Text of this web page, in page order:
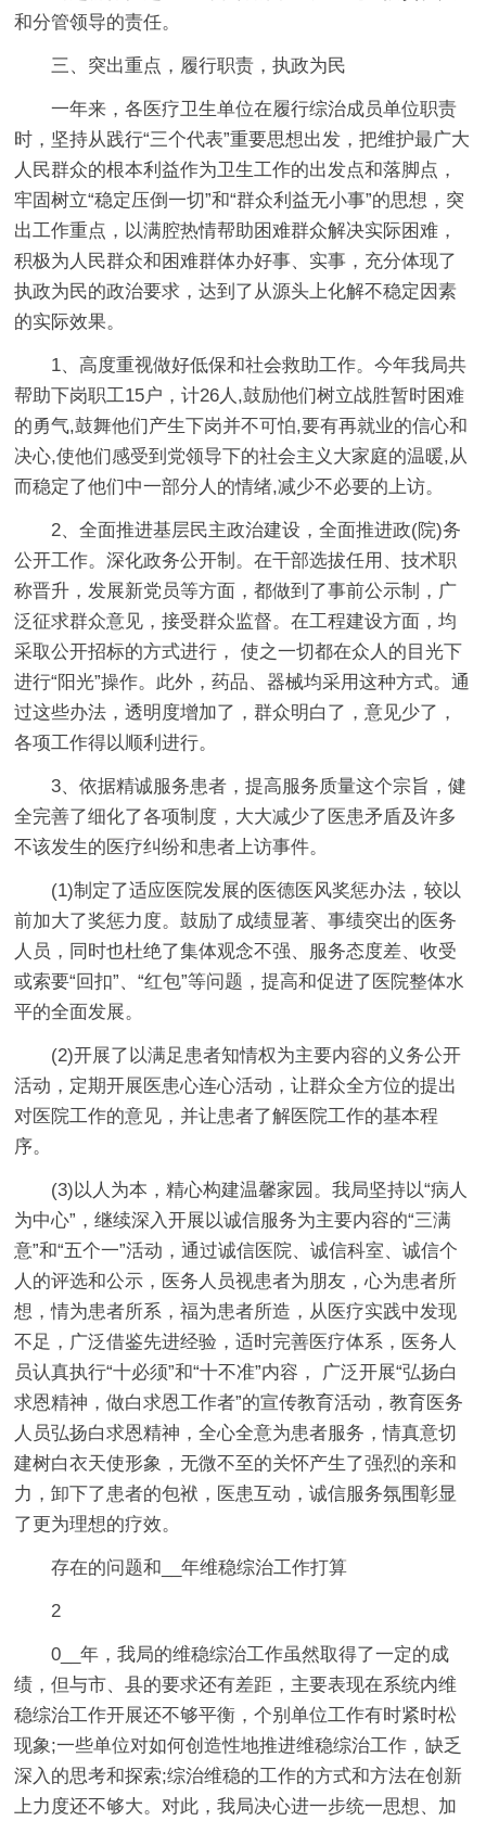
和分管领导的责任。
三、突出重点，履行职责，执政为民
一年来，各医疗卫生单位在履行综治成员单位职责
时，坚持从践行“三个代表”重要思想出发，把维护最广大
人民群众的根本利益作为卫生工作的出发点和落脚点，
牢固树立“稳定压倒一切”和“群众利益无小事”的思想，突
出工作重点，以满腔热情帮助困难群众解决实际困难，
积极为人民群众和困难群体办好事、实事，充分体现了
执政为民的政治要求，达到了从源头上化解不稳定因素
的实际效果。
1、高度重视做好低保和社会救助工作。今年我局共
帮助下岗职工15户，计26人,鼓励他们树立战胜暂时困难
的勇气,鼓舞他们产生下岗并不可怕,要有再就业的信心和
决心,使他们感受到党领导下的社会主义大家庭的温暖,从
而稳定了他们中一部分人的情绪,减少不必要的上访。
2、全面推进基层民主政治建设，全面推进政(院)务
公开工作。深化政务公开制。在干部选拔任用、技术职
称晋升，发展新党员等方面，都做到了事前公示制，广
泛征求群众意见，接受群众监督。在工程建设方面，均
采取公开招标的方式进行， 使之一切都在众人的目光下
进行“阳光”操作。此外，药品、器械均采用这种方式。通
过这些办法，透明度增加了，群众明白了，意见少了，
各项工作得以顺利进行。
3、依据精诚服务患者，提高服务质量这个宗旨，健
全完善了细化了各项制度，大大减少了医患矛盾及许多
不该发生的医疗纠纷和患者上访事件。
(1)制定了适应医院发展的医德医风奖惩办法，较以
前加大了奖惩力度。鼓励了成绩显著、事绩突出的医务
人员，同时也杜绝了集体观念不强、服务态度差、收受
或索要“回扣”、“红包”等问题，提高和促进了医院整体水
平的全面发展。
(2)开展了以满足患者知情权为主要内容的义务公开
活动，定期开展医患心连心活动，让群众全方位的提出
对医院工作的意见，并让患者了解医院工作的基本程
序。
(3)以人为本，精心构建温馨家园。我局坚持以“病人
为中心”，继续深入开展以诚信服务为主要内容的“三满
意”和“五个一”活动，通过诚信医院、诚信科室、诚信个
人的评选和公示，医务人员视患者为朋友，心为患者所
想，情为患者所系，福为患者所造，从医疗实践中发现
不足，广泛借鉴先进经验，适时完善医疗体系，医务人
员认真执行“十必须”和“十不准”内容， 广泛开展“弘扬白
求恩精神，做白求恩工作者”的宣传教育活动，教育医务
人员弘扬白求恩精神，全心全意为患者服务，情真意切
建树白衣天使形象，无微不至的关怀产生了强烈的亲和
力，卸下了患者的包袱，医患互动，诚信服务氛围彰显
了更为理想的疗效。
存在的问题和__年维稳综治工作打算
2
0__年，我局的维稳综治工作虽然取得了一定的成
绩，但与市、县的要求还有差距，主要表现在系统内维
稳综治工作开展还不够平衡，个别单位工作有时紧时松
现象;一些单位对如何创造性地推进维稳综治工作，缺乏
深入的思考和探索;综治维稳的工作的方式和方法在创新
上力度还不够大。对此，我局决心进一步统一思想、加